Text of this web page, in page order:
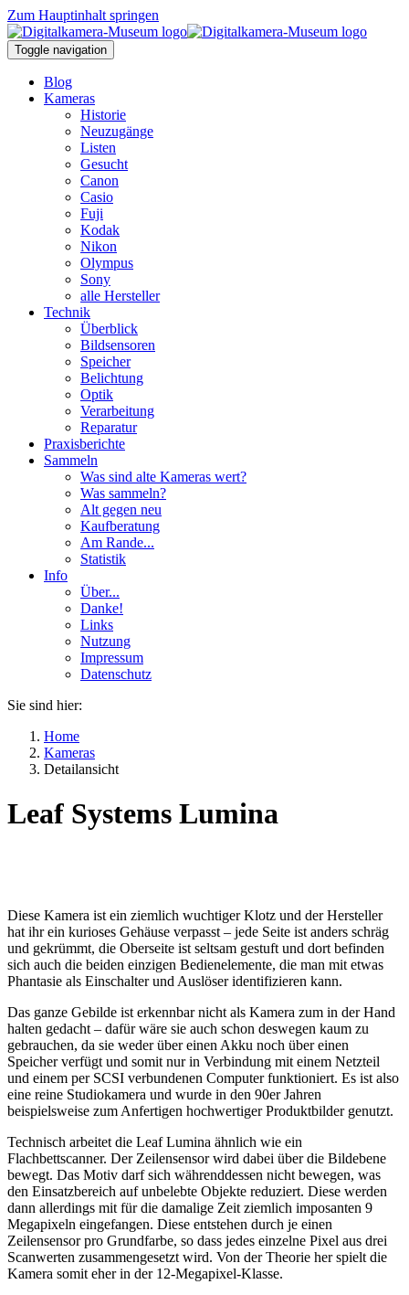
Zum Hauptinhalt springen
Toggle navigation
Blog
Kameras
Historie
Neuzugänge
Listen
Gesucht
Canon
Casio
Fuji
Kodak
Nikon
Olympus
Sony
alle Hersteller
Technik
Überblick
Bildsensoren
Speicher
Belichtung
Optik
Verarbeitung
Reparatur
Praxisberichte
Sammeln
Was sind alte Kameras wert?
Was sammeln?
Alt gegen neu
Kaufberatung
Am Rande...
Statistik
Info
Über...
Danke!
Links
Nutzung
Impressum
Datenschutz
Sie sind hier:
Home
Kameras
Detailansicht
Leaf Systems Lumina
Diese Kamera ist ein ziemlich wuchtiger Klotz und der Hersteller
hat ihr ein kurioses Gehäuse verpasst – jede Seite ist anders schräg
und gekrümmt, die Oberseite ist seltsam gestuft und dort befinden
sich auch die beiden einzigen Bedienelemente, die man mit etwas
Phantasie als Einschalter und Auslöser identifizieren kann.
Das ganze Gebilde ist erkennbar nicht als Kamera zum in der Hand
halten gedacht – dafür wäre sie auch schon deswegen kaum zu
gebrauchen, da sie weder über einen Akku noch über einen
Speicher verfügt und somit nur in Verbindung mit einem Netzteil
und einem per SCSI verbundenen Computer funktioniert. Es ist also
eine reine Studiokamera und wurde in den 90er Jahren
beispielsweise zum Anfertigen hochwertiger Produktbilder genutzt.
Technisch arbeitet die Leaf Lumina ähnlich wie ein
Flachbettscanner. Der Zeilensensor wird dabei über die Bildebene
bewegt. Das Motiv darf sich währenddessen nicht bewegen, was
den Einsatzbereich auf unbelebte Objekte reduziert. Diese werden
dann allerdings mit für die damalige Zeit ziemlich imposanten 9
Megapixeln eingefangen. Diese entstehen durch je einen
Zeilensensor pro Grundfarbe, so dass jedes einzelne Pixel aus drei
Scanwerten zusammengesetzt wird. Von der Theorie her spielt die
Kamera somit eher in der 12-Megapixel-Klasse.